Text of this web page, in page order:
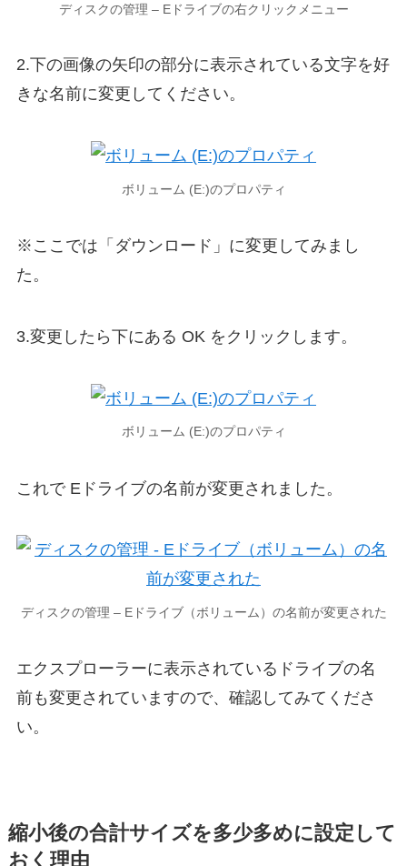
ディスクの管理 – Eドライブの右クリックメニュー
2.下の画像の矢印の部分に表示されている文字を好
きな名前に変更してください。
ボリューム (E:)のプロパティ
※ここでは「ダウンロード」に変更してみまし
た。
3.変更したら下にある OK をクリックします。
ボリューム (E:)のプロパティ
これで Eドライブの名前が変更されました。
ディスクの管理 – Eドライブ（ボリューム）の名前が変更された
エクスプローラーに表示されているドライブの名
前も変更されていますので、確認してみてくださ
い。
縮小後の合計サイズを多少多めに設定して
おく理由